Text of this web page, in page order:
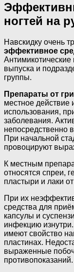
ногтей на
Навскидку очень
эффективное
выпуска и
группы.
Препараты от
местное действие
использования,
заболевания.
непосредственно
При начальной
провоцируют
К местным
относятся спреи,
пластыри и лаки
При их
средства для
капсулы и
инфекцию
имеют свойство
пластинах.
выраженные
противопоказаний.